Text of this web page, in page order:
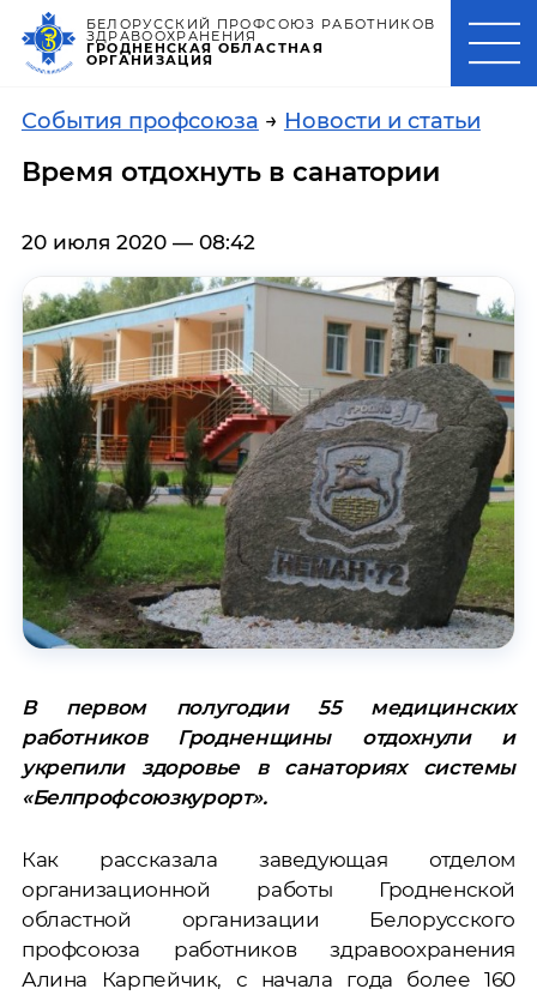
БЕЛОРУССКИЙ ПРОФСОЮЗ РАБОТНИКОВ
ЗДРАВООХРАНЕНИЯ
ГРОДНЕНСКАЯ ОБЛАСТНАЯ
ОРГАНИЗАЦИЯ
События профсоюза → Новости и статьи
Время отдохнуть в санатории
20 июля 2020 — 08:42
В первом полугодии 55 медицинских
работников Гродненщины отдохнули и
укрепили здоровье в санаториях системы
«Белпрофсоюзкурорт».
Как рассказала заведующая отделом
организационной работы Гродненской
областной организации Белорусского
профсоюза работников здравоохранения
Алина Карпейчик, с начала года более 160